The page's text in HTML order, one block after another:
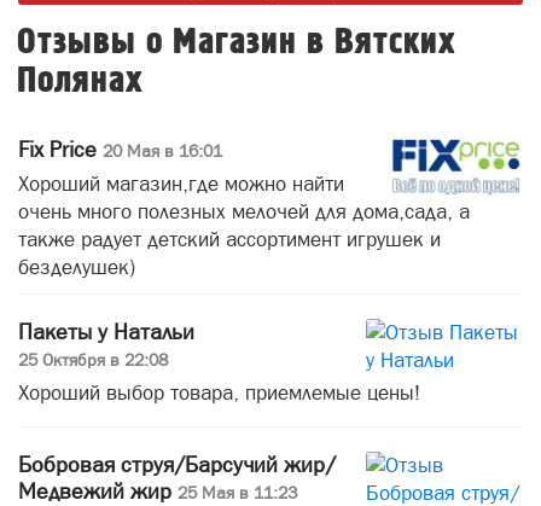
Отзывы о Магазин в Вятских
Полянах
Fix Price 20 Мая в 16:01
Хороший магазин,где можно найти
очень много полезных мелочей для дома,сада, а
также радует детский ассортимент игрушек и
безделушек)
Пакеты у Натальи
25 Октября в 22:08
Хороший выбор товара, приемлемые цены!
Бобровая струя/Барсучий жир/
Медвежий жир 25 Мая в 11:23